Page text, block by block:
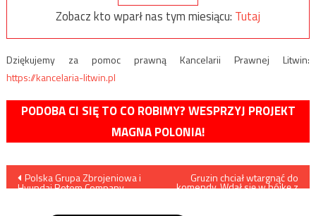
Zobacz kto wparł nas tym miesiącu: Tutaj
Dziękujemy za pomoc prawną Kancelarii Prawnej Litwin:
https://kancelaria-litwin.pl
PODOBA CI SIĘ TO CO ROBIMY? WESPRZYJ PROJEKT
MAGNA POLONIA!
Nawigacja
Polska Grupa Zbrojeniowa i
Hyundai Rotem Company
Gruzin chciał wtargnąć do
komendy. Wdał się w bójkę z